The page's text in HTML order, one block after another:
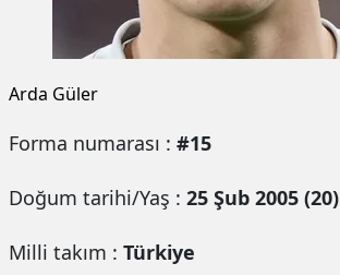
Arda Güler
Forma numarası : #15
Doğum tarihi/Yaş : 25 Şub 2005 (20)
Milli takım : Türkiye